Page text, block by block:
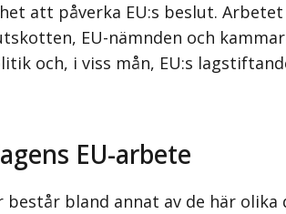
att påverka EU:s beslut. Arbetet
EU-nämnden och
och, i viss mån, EU:s
EU-arbete
består bland annat av de här olika